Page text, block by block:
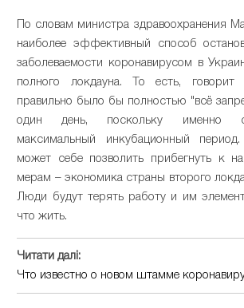
По словам министра здравоохранения
наиболее эффективный способ
заболеваемости коронавирусом в
полного локдауна. То есть, говорит
правильно было бы полностью "всё
один день, поскольку именно
максимальный инкубационный
может себе позволить прибегнуть к
мерам – экономика страны второго
Люди будут терять работу и им
что жить.
Читати далі:
Что известно о новом штамме